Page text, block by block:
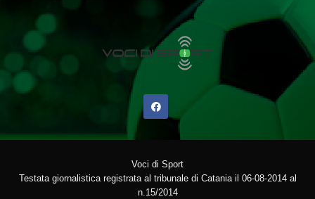
Voci di Sport
Testata giornalistica registrata al tribunale di Catania il 06-08-2014 al
n.15/2014